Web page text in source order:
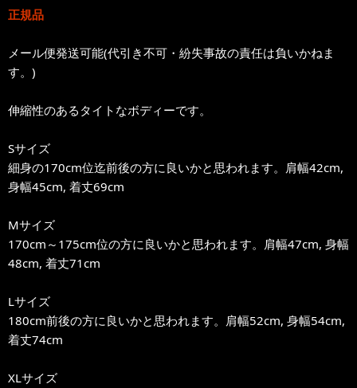
正規品
メール便発送可能(代引き不可・紛失事故の責任は負いかねま
す。)
伸縮性のあるタイトなボディーです。
Sサイズ
細身の170cm位迄前後の方に良いかと思われます。肩幅42cm,
身幅45cm, 着丈69cm
Mサイズ
170cm～175cm位の方に良いかと思われます。肩幅47cm, 身幅
48cm, 着丈71cm
Lサイズ
180cm前後の方に良いかと思われます。肩幅52cm, 身幅54cm,
着丈74cm
XLサイズ